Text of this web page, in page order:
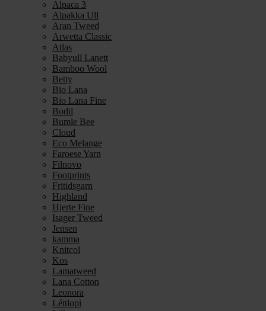
Alpaca 3
Alpakka Ull
Aran Tweed
Arwetta Classic
Atlas
Babyull Lanett
Bamboo Wool
Betty
Bio Lana
Bio Lana Fine
Bodil
Bumle Bee
Cloud
Eco Melange
Faroese Yarn
Filnovo
Footprints
Fritidsgarn
Highland
Hjerte Fine
Isager Tweed
Jensen
kamma
Knitcol
Kos
Lamatweed
Lana Cotton
Leonora
Léttlopi